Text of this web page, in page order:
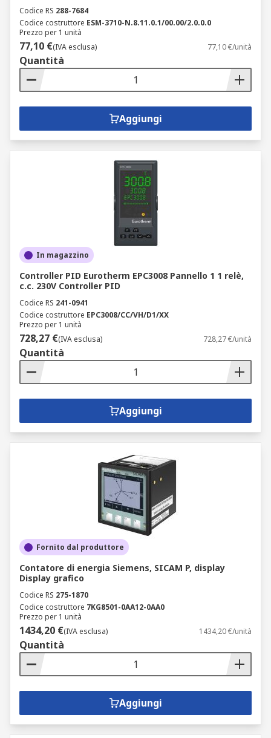
Codice RS 288-7684
Codice costruttore ESM-3710-N.8.11.0.1/00.00/2.0.0.0
Prezzo per 1 unità
77,10 €(IVA esclusa) 77,10 €/unità
Quantità
Aggiungi
In magazzino
Controller PID Eurotherm EPC3008 Pannello 1 1 relè,
c.c. 230V Controller PID
Codice RS 241-0941
Codice costruttore EPC3008/CC/VH/D1/XX
Prezzo per 1 unità
728,27 €(IVA esclusa) 728,27 €/unità
Quantità
Aggiungi
Fornito dal produttore
Contatore di energia Siemens, SICAM P, display
Display grafico
Codice RS 275-1870
Codice costruttore 7KG8501-0AA12-0AA0
Prezzo per 1 unità
1434,20 €(IVA esclusa) 1434,20 €/unità
Quantità
Aggiungi